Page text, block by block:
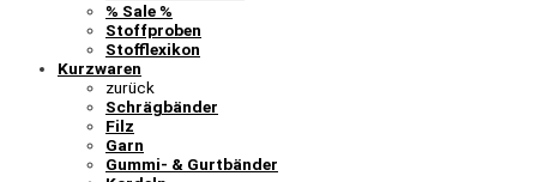
% Sale %
Stoffproben
Stofflexikon
Kurzwaren
zurück
Schrägbänder
Filz
Garn
Gummi- & Gurtbänder